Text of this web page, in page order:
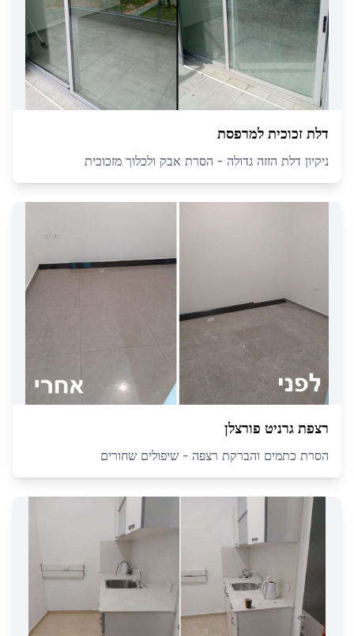
דלת זכוכית למרפסת
ניקיון דלת הזזה גדולה - הסרת אבק ולכלוך מזכוכית
רצפת גרניט פורצלן
הסרת כתמים והברקת רצפה - שיפולים שחורים